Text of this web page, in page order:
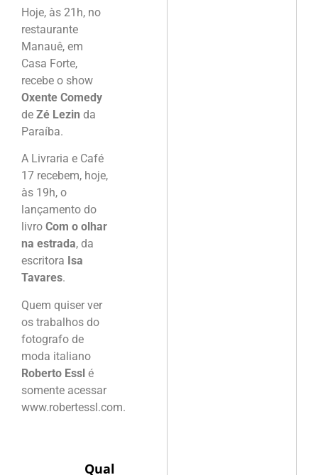
Hoje, às 21h, no
restaurante
Manauê, em
Casa Forte,
recebe o show
Oxente Comedy
de Zé Lezin da
Paraíba.
A Livraria e Café
17 recebem, hoje,
às 19h, o
lançamento do
livro Com o olhar
na estrada, da
escritora Isa
Tavares.
Quem quiser ver
os trabalhos do
fotografo de
moda italiano
Roberto Essl é
somente acessar
www.robertessl.com.
Qual